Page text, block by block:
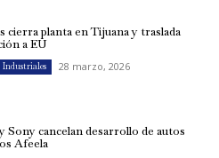
cierra planta en Tijuana y traslada
a EU
Industriales 28 marzo, 2026
Sony cancelan desarrollo de autos
Afeela